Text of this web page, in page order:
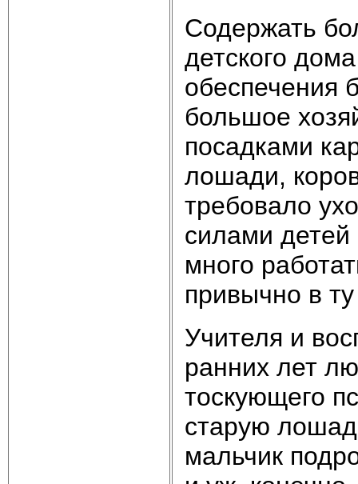
Содержать
детского
обеспечения
большое
посадками
лошади,
требовало
силами детей
много
привычно в
Учителя и
ранних лет
тоскующего
старую
мальчик